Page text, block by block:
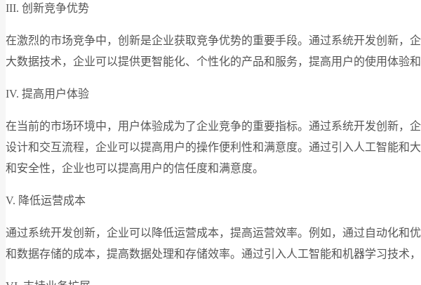
III. 创新竞争优势
在激烈的市场竞争中，创新是企业获取竞争优势的重要手段。通过系统开发创新，
大数据技术，企业可以提供更智能化、个性化的产品和服务，提高用户的使用体验
IV. 提高用户体验
在当前的市场环境中，用户体验成为了企业竞争的重要指标。通过系统开发创新
设计和交互流程，企业可以提高用户的操作便利性和满意度。通过引入人工智能
和安全性，企业也可以提高用户的信任度和满意度。
V. 降低运营成本
通过系统开发创新，企业可以降低运营成本，提高运营效率。例如，通过自动化
和数据存储的成本，提高数据处理和存储效率。通过引入人工智能和机器学习技术